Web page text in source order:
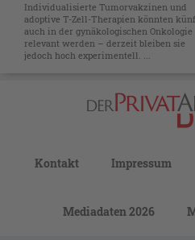
Individualisierte Tumorvakzinen und
adoptive T-Zell-Therapien könnten
auch in der gynäkologischen Onkologie
relevant werden – derzeit bleiben sie
jedoch hoch experimentell. ...
Kontakt Impressum
Mediadaten 2026